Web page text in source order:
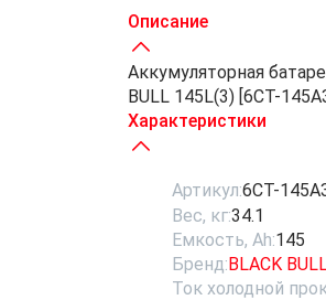
Описание
Аккумуляторная
BULL 145L(3) [6СТ-
Характеристики
Артикул:6СТ-
Вес, кг:34.1
Емкость, Ah:145
Бренд:BLACK
Ток холодной